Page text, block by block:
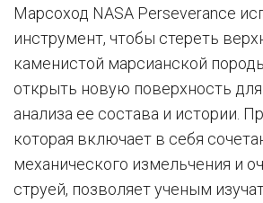
Марсоход NASA Perseverance
инструмент, чтобы стереть
каменистой марсианской
открыть новую поверхность
анализа ее состава и истории.
которая включает в себя
механического измельчения и
струей, позволяет ученым